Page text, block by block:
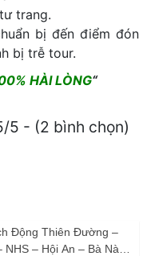
trang.
bị đến điểm đón
bị trễ tour.
HÀI LÒNG“
5 - (2 bình chọn)
Động Thiên Đường –
NHS – Hội An – Bà Nà